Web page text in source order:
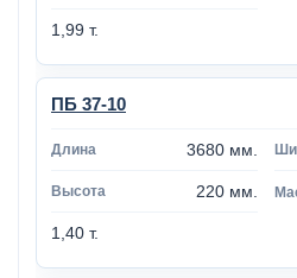
1,99 т.
ПБ 37-10
3680 мм.
220 мм.
1,40 т.